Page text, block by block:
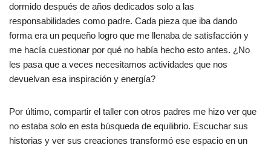
dormido después de años dedicados solo a las
responsabilidades como padre. Cada pieza que iba dando
forma era un pequeño logro que me llenaba de satisfacción y
me hacía cuestionar por qué no había hecho esto antes. ¿No
les pasa que a veces necesitamos actividades que nos
devuelvan esa inspiración y energía?
Por último, compartir el taller con otros padres me hizo ver que
no estaba solo en esta búsqueda de equilibrio. Escuchar sus
historias y ver sus creaciones transformó ese espacio en un